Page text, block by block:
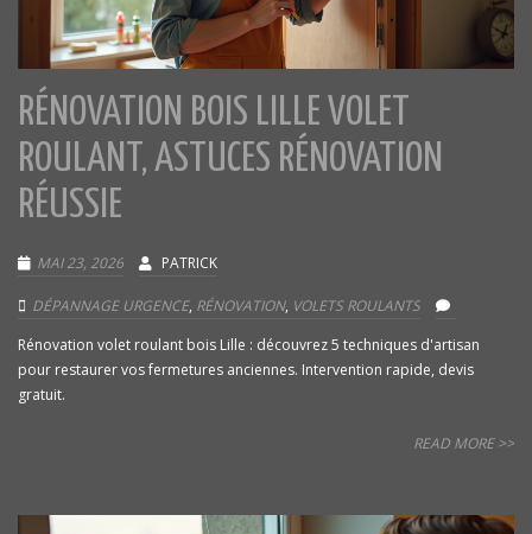
RÉNOVATION BOIS LILLE VOLET
ROULANT, ASTUCES RÉNOVATION
RÉUSSIE
MAI 23, 2026 PATRICK
DÉPANNAGE URGENCE, RÉNOVATION, VOLETS ROULANTS
Rénovation volet roulant bois Lille : découvrez 5 techniques d'artisan
pour restaurer vos fermetures anciennes. Intervention rapide, devis
gratuit.
READ MORE >>